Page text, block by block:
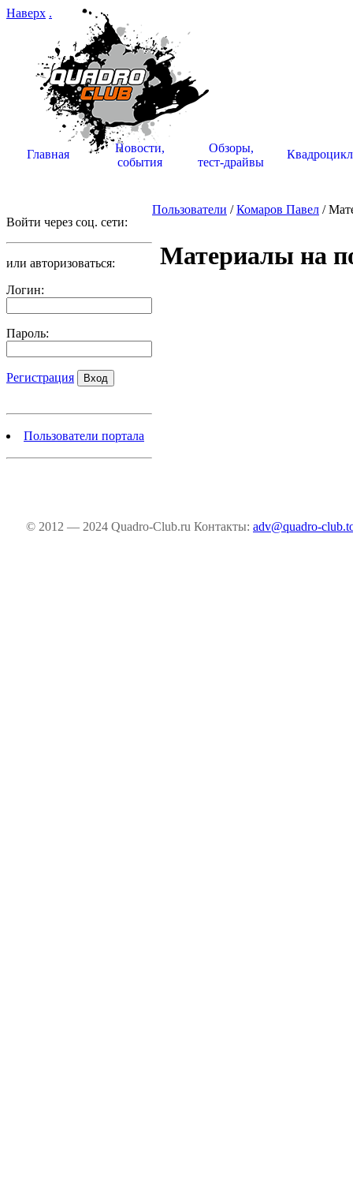
Наверх .
Главная
Новости,
события
Обзоры,
тест-драйвы
Войти через соц. сети:
или авторизоваться:
Логин:
Пароль:
Регистрация
Пользователи портала
Пользователи /Комаров Павел /
Материалы на
© 2012 — 2024 Quadro-Club.ru Контакты: adv@quadro-